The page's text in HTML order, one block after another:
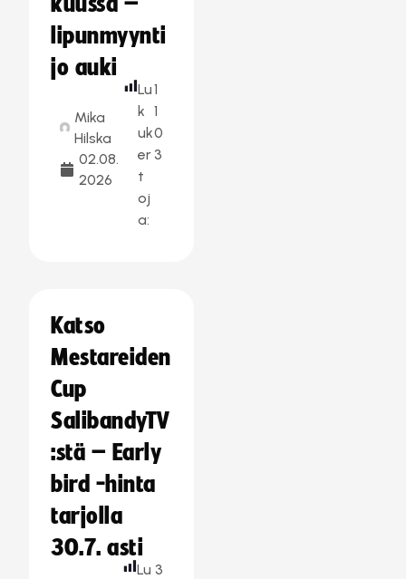
lipunmyynti
jo auki
Mika
Hilska
02.08.
2026
Lu
k
uk
er
t
oj
a:
1
1
0
3
Katso
Mestareiden
Cup
SalibandyTV
:stä – Early
bird -hinta
tarjolla
30.7. asti
Lu 3